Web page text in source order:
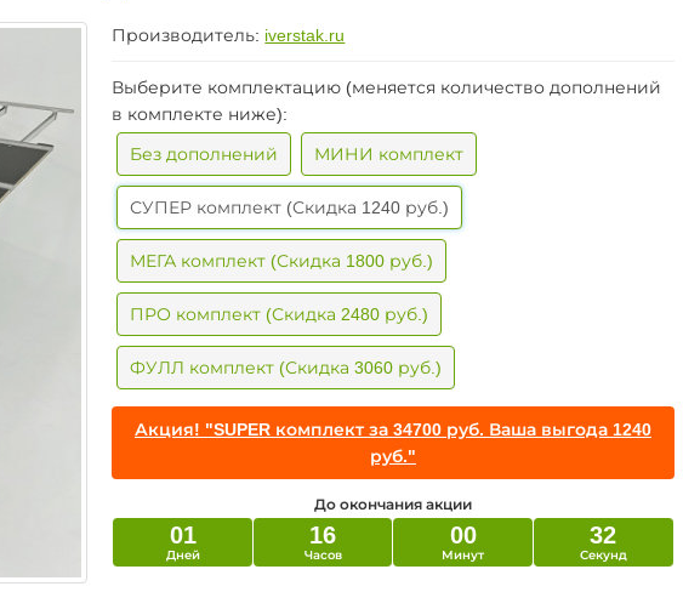
Производитель: iverstak.ru
Выберите комплектацию (меняется количество дополнений
в комплекте ниже):
Без дополнений МИНИ комплект
СУПЕР комплект (Скидка 1240 руб.)
МЕГА комплект (Скидка 1800 руб.)
ПРО комплект (Скидка 2480 руб.)
ФУЛЛ комплект (Скидка 3060 руб.)
Акция! "SUPER комплект за 34700 руб. Ваша выгода 1240
руб."
До окончания акции
01
Дней
16
Часов
00
Минут
31
Секунд